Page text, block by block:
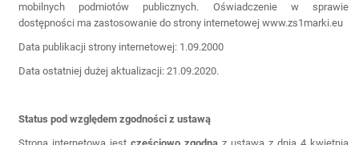
mobilnych podmiotów publicznych. Oświadczenie w sprawie
dostępności ma zastosowanie do strony internetowej www.zs1marki.eu
Data publikacji strony internetowej: 1.09.2000
Data ostatniej dużej aktualizacji: 21.09.2020.
Status pod względem zgodności z ustawą